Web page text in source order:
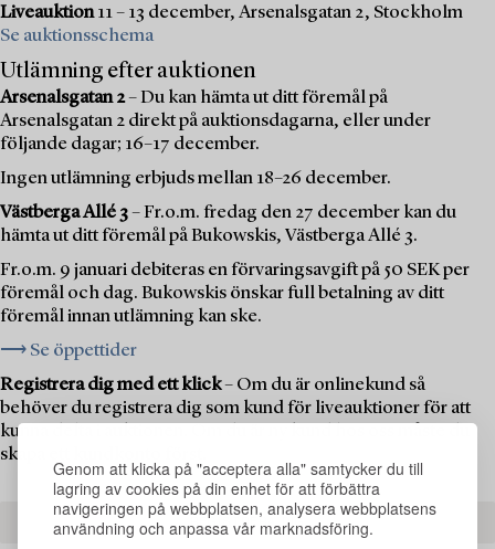
Genom att klicka på "acceptera alla" samtycker du till
lagring av cookies på din enhet för att förbättra
navigeringen på webbplatsen, analysera webbplatsens
användning och anpassa vår marknadsföring.
Liveauktion11 – 13 december, Arsenalsgatan 2, Stockholm
Se auktionsschema
Utlämning efter auktionen
Arsenalsgatan 2– Du kan hämta ut ditt föremål på
Arsenalsgatan 2 direkt på auktionsdagarna, eller under
följande dagar; 16–17 december.
Ingen utlämning erbjuds mellan 18–26 december.
Västberga Allé 3– Fr.o.m. fredag den 27 december kan du
hämta ut ditt föremål på Bukowskis, Västberga Allé 3.
Fr.o.m. 9 januari debiteras en förvaringsavgift på 50 SEK per
föremål och dag. Bukowskis önskar full betalning av ditt
föremål innan utlämning kan ske.
⟶ Se öppettider
Registrera dig med ett klick– Om du är onlinekund så
behöver du registrera dig som kund för liveauktioner för att
kunna delta i auktionen. Om du är ny kund hos oss måste du
skapa ett kundkonto först.
REGISTRERA DIG